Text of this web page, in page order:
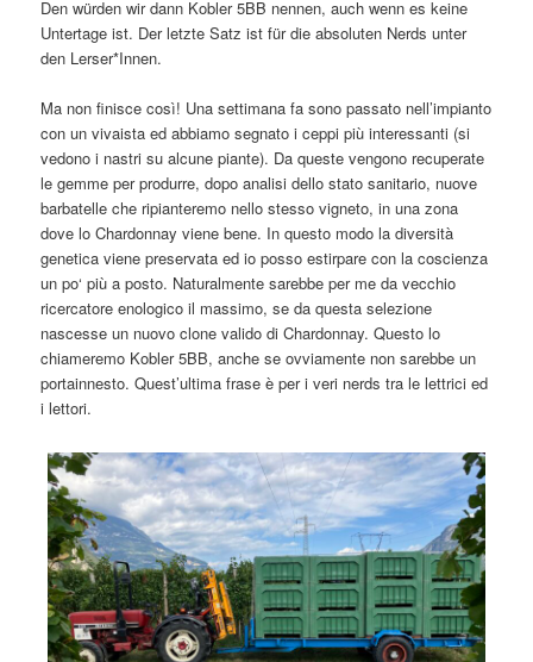
Den würden wir dann Kobler 5BB nennen, auch wenn es keine
Untertage ist. Der letzte Satz ist für die absoluten Nerds unter
den Lerser*Innen.
Ma non finisce così! Una settimana fa sono passato nell’impianto
con un vivaista ed abbiamo segnato i ceppi più interessanti (si
vedono i nastri su alcune piante). Da queste vengono recuperate
le gemme per produrre, dopo analisi dello stato sanitario, nuove
barbatelle che ripianteremo nello stesso vigneto, in una zona
dove lo Chardonnay viene bene. In questo modo la diversità
genetica viene preservata ed io posso estirpare con la coscienza
un po‘ più a posto. Naturalmente sarebbe per me da vecchio
ricercatore enologico il massimo, se da questa selezione
nascesse un nuovo clone valido di Chardonnay. Questo lo
chiameremo Kobler 5BB, anche se ovviamente non sarebbe un
portainnesto. Quest’ultima frase è per i veri nerds tra le lettrici ed
i lettori.